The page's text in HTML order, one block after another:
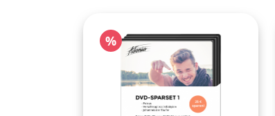
Rabatt
%